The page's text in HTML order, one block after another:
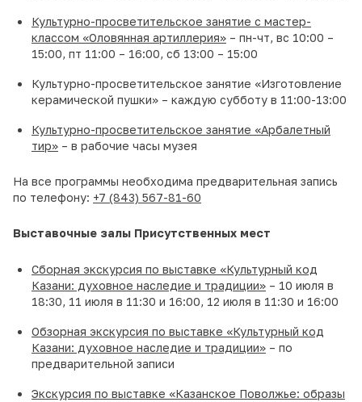
Культурно-просветительское занятие с мастер-
классом «Оловянная артиллерия» – пн-чт, вс 10:00 –
15:00, пт 11:00 – 16:00, сб 13:00 – 15:00
Культурно-просветительское занятие «Изготовление
керамической пушки» – каждую субботу в 11:00-13:00
Культурно-просветительское занятие «Арбалетный
тир» – в рабочие часы музея
На все программы необходима предварительная запись
по телефону: +7 (843) 567-81-60
Выставочные залы Присутственных мест
Сборная экскурсия по выставке «Культурный код
Казани: духовное наследие и традиции» – 10 июля в
18:30, 11 июля в 11:30 и 16:00, 12 июля в 11:30 и 16:00
Обзорная экскурсия по выставке «Культурный код
Казани: духовное наследие и традиции» – по
предварительной записи
Экскурсия по выставке «Казанское Поволжье: образы